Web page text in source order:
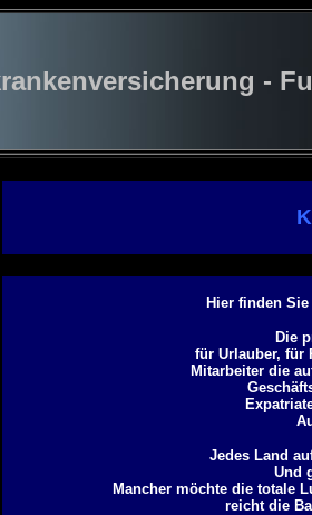
-
Hier finden
Die
für Urlauber, für
Mitarbeiter die
Jedes Land
Und
Mancher möchte die totale
reicht die